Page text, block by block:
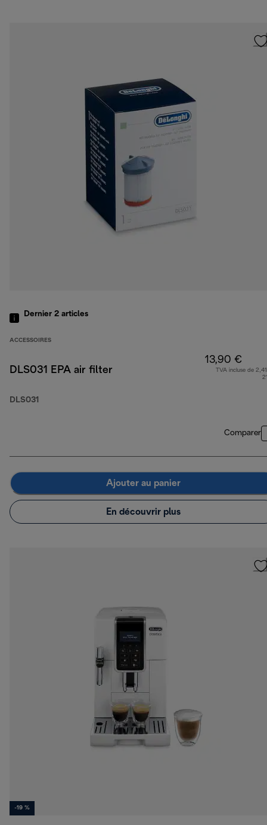
Dernier 2 articles
ACCESSOIRES
DLS031 EPA air filter
DLS031
13,90 €
TVA incluse de
Comparer
Ajouter au panier
En découvrir plus
-19 %